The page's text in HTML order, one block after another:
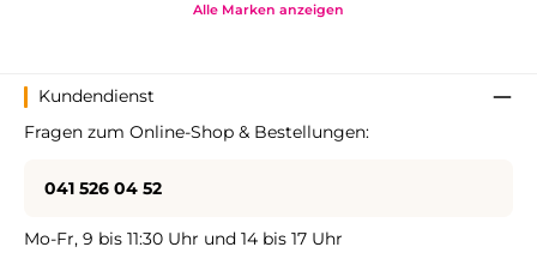
Alle Marken anzeigen
Kundendienst
Fragen zum Online-Shop & Bestellungen:
041 526 04 52
Mo-Fr, 9 bis 11:30 Uhr und 14 bis 17 Uhr